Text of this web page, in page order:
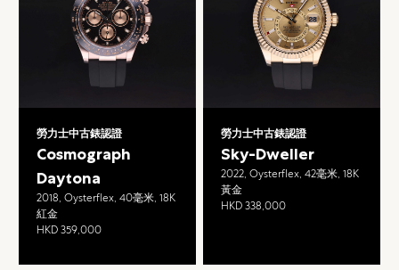
勞力士中古錶認證
Cosmograph
Daytona
2018, Oysterflex, 40毫米, 18K
紅金
HKD 359,000
勞力士中古錶認證
Sky-Dweller
2022, Oysterflex, 42毫米, 18K
黃金
HKD 338,000